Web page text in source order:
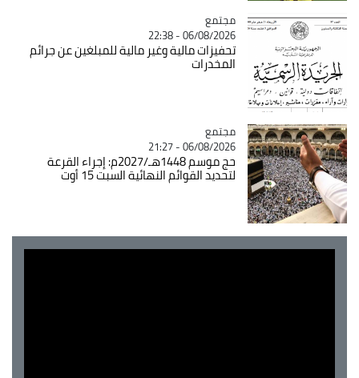
Catégorie
مجتمع
06/08/2026 - 22:38
تحفيزات مالية وغير مالية للمبلغين عن جرائم
المخدرات
Catégorie
مجتمع
06/08/2026 - 21:27
حج موسم 1448هـ/2027م: إجراء القرعة
لتحديد القوائم النهائية السبت 15 أوت